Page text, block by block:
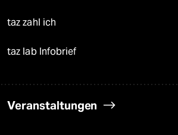
taz zahl ich
taz lab Infobrief
Veranstaltungen